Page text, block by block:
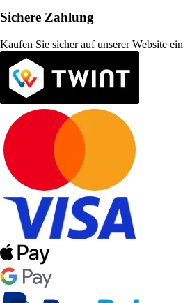
Sichere Zahlung
Kaufen Sie sicher auf unserer Website ein